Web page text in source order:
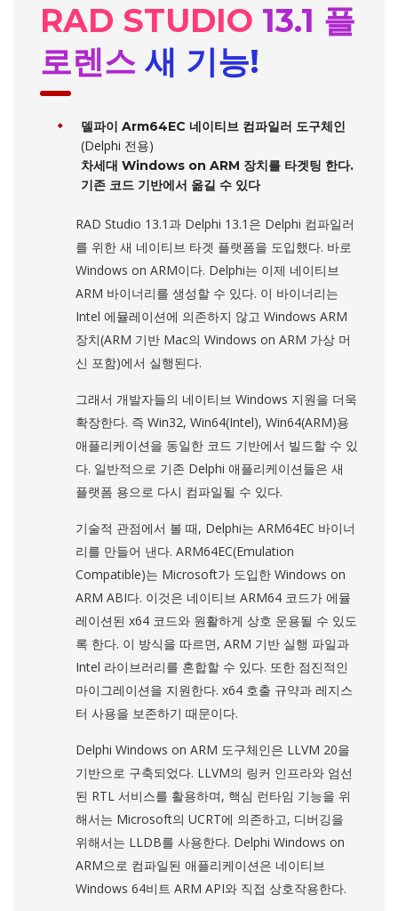
RAD STUDIO 13.1 플
로렌스 새 기능!
델파이 Arm64EC 네이티브 컴파일러 도구체인
(Delphi 전용)
차세대 Windows on ARM 장치를 타겟팅 한다.
기존 코드 기반에서 옮길 수 있다
RAD Studio 13.1과 Delphi 13.1은 Delphi 컴파일러
를 위한 새 네이티브 타겟 플랫폼을 도입했다. 바로
Windows on ARM이다. Delphi는 이제 네이티브
ARM 바이너리를 생성할 수 있다. 이 바이너리는
Intel 에뮬레이션에 의존하지 않고 Windows ARM
장치(ARM 기반 Mac의 Windows on ARM 가상 머
신 포함)에서 실행된다.
그래서 개발자들의 네이티브 Windows 지원을 더욱
확장한다. 즉 Win32, Win64(Intel), Win64(ARM)용
애플리케이션을 동일한 코드 기반에서 빌드할 수 있
다. 일반적으로 기존 Delphi 애플리케이션들은 새
플랫폼 용으로 다시 컴파일될 수 있다.
기술적 관점에서 볼 때, Delphi는 ARM64EC 바이너
리를 만들어 낸다. ARM64EC(Emulation
Compatible)는 Microsoft가 도입한 Windows on
ARM ABI다. 이것은 네이티브 ARM64 코드가 에뮬
레이션된 x64 코드와 원활하게 상호 운용될 수 있도
록 한다. 이 방식을 따르면, ARM 기반 실행 파일과
Intel 라이브러리를 혼합할 수 있다. 또한 점진적인
마이그레이션을 지원한다. x64 호출 규약과 레지스
터 사용을 보존하기 때문이다.
Delphi Windows on ARM 도구체인은 LLVM 20을
기반으로 구축되었다. LLVM의 링커 인프라와 엄선
된 RTL 서비스를 활용하며, 핵심 런타임 기능을 위
해서는 Microsoft의 UCRT에 의존하고, 디버깅을
위해서는 LLDB를 사용한다. Delphi Windows on
ARM으로 컴파일된 애플리케이션은 네이티브
Windows 64비트 ARM API와 직접 상호작용한다.